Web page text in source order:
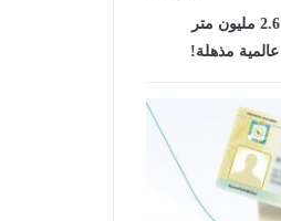
ترامب يغزو السعودية بمشروع 2.6 مليون متر